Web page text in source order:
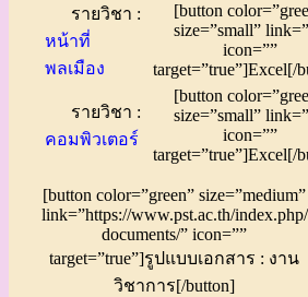
รายวิชา :
หน้าที่
พลเมือง
[button
size=”small”
icon=””
target=”true”]Excel[/
รายวิชา :
คอมพิวเตอร์
[button
size=”small”
icon=””
target=”true”]Excel[/
[button color=”green” size=”medium”
link=”https://www.pst.ac.th/
documents/” icon=””
target=”true”]รูปแบบเอกสาร : งาน
วิชาการ[/button]